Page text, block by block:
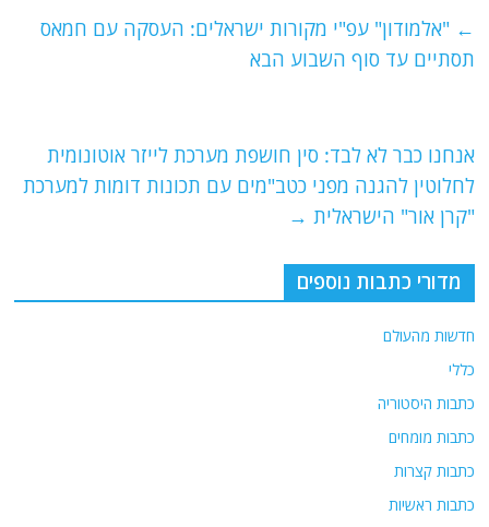
s
A
g
ra
l
er
e
k
← "אלמודון" עפ"י מקורות ישראלים: העסקה עם חמאס
תסתיים עד סוף השבוע הבא
אנחנו כבר לא לבד: סין חושפת מערכת לייזר אוטונומית
לחלוטין להגנה מפני כטב"מים עם תכונות דומות למערכת
"קרן אור" הישראלית →
מדורי כתבות נוספים
חדשות מהעולם
כללי
כתבות היסטוריה
כתבות מומחים
כתבות קצרות
כתבות ראשיות